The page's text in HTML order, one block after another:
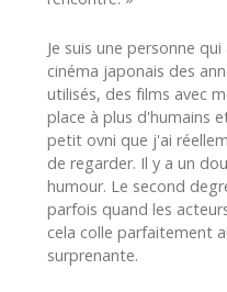
Je suis une personne
cinéma japonais des
utilisés, des films avec
place à plus d'humains
petit ovni que j'ai
de regarder. Il y a un
humour. Le second
parfois quand les
cela colle parfaitement
surprenante.